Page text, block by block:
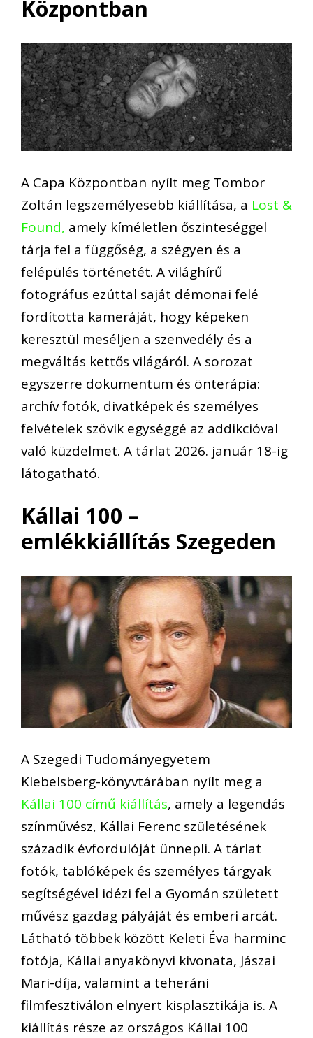
Központban
A Capa Központban nyílt meg Tombor
Zoltán legszemélyesebb kiállítása, a Lost &
Found, amely kíméletlen őszinteséggel
tárja fel a függőség, a szégyen és a
felépülés történetét. A világhírű
fotográfus ezúttal saját démonai felé
fordította kameráját, hogy képeken
keresztül meséljen a szenvedély és a
megváltás kettős világáról. A sorozat
egyszerre dokumentum és önterápia:
archív fotók, divatképek és személyes
felvételek szövik egységgé az addikcióval
való küzdelmet. A tárlat 2026. január 18-ig
látogatható.
Kállai 100 –
emlékkiállítás Szegeden
A Szegedi Tudományegyetem
Klebelsberg-könyvtárában nyílt meg a
Kállai 100 című kiállítás, amely a legendás
színművész, Kállai Ferenc születésének
századik évfordulóját ünnepli. A tárlat
fotók, tablóképek és személyes tárgyak
segítségével idézi fel a Gyomán született
művész gazdag pályáját és emberi arcát.
Látható többek között Keleti Éva harminc
fotója, Kállai anyakönyvi kivonata, Jászai
Mari-díja, valamint a teheráni
filmfesztiválon elnyert kisplasztikája is. A
kiállítás része az országos Kállai 100